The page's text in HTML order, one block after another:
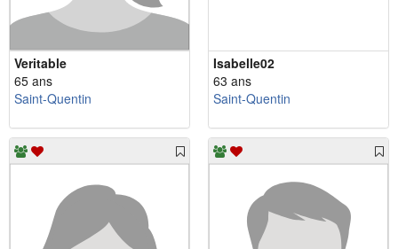
Veritable
65 ans
Saint-Quentin
Isabelle02
63 ans
Saint-Quentin